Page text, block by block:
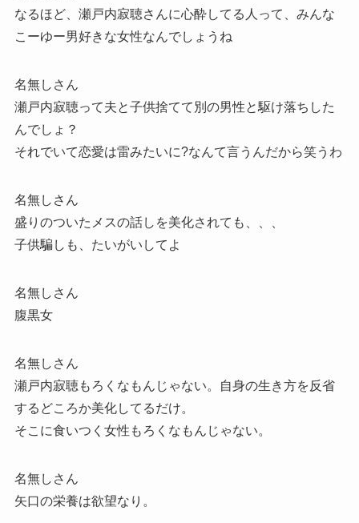
なるほど、瀬戸内寂聴さんに心酔してる人って、みんな
こーゆー男好きな女性なんでしょうね
名無しさん
瀬戸内寂聴って夫と子供捨てて別の男性と駆け落ちした
んでしょ？
それでいて恋愛は雷みたいに?なんて言うんだから笑うわ
名無しさん
盛りのついたメスの話しを美化されても、、、
子供騙しも、たいがいしてよ
名無しさん
腹黒女
名無しさん
瀬戸内寂聴もろくなもんじゃない。自身の生き方を反省
するどころか美化してるだけ。
そこに食いつく女性もろくなもんじゃない。
名無しさん
矢口の栄養は欲望なり。